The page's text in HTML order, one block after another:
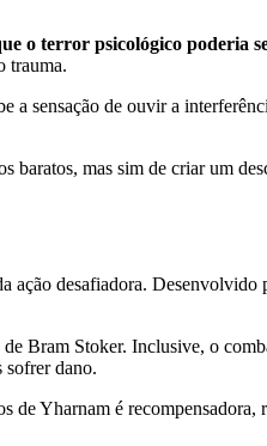
o terror psicológico poderia
trauma.
a sensação de ouvir a
baratos, mas sim de criar um
ação desafiadora.
Bram Stoker. Inclusive, o
sofrer dano.
de Yharnam é recompensadora,